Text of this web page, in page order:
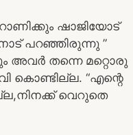
ഷാജിയോട്
പറഞ്ഞിരുന്നു ”
അവർ തന്നെ മറ്റൊരു
കൊണ്ടില്ല. “എന്റെ
വെറുതെ